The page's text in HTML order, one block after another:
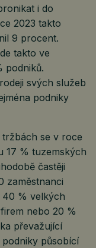
i do
2023 takto
9 procent.
takto ve
podniků.
svých služeb
podniky
se v roce
17 % tuzemských
častěji
zaměstnanci
% velkých
nebo 20 %
převažující
podniky působící